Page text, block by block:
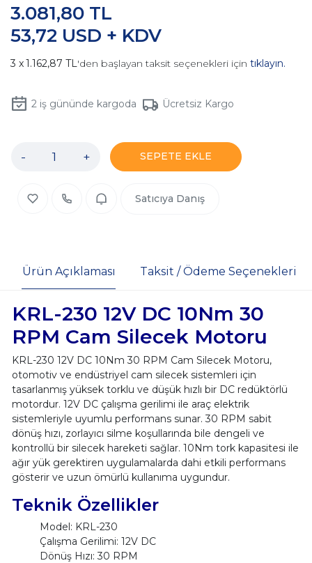
53,72 USD + KDV
3.081,80 TL
1.162,87 TL'den başlayan taksit seçenekleri için tıklayın.
2iş gününde kargoda Ücretsiz Kargo
- + SEPETE EKLE
Satıcıya Danış
Ürün Açıklaması Taksit / Ödeme Seçenekleri
KRL-230 12V DC 10Nm 30
RPM Cam Silecek Motoru
KRL-230 12V DC 10Nm 30 RPM Cam Silecek Motoru,
otomotiv ve endüstriyel cam silecek sistemleri için
tasarlanmış yüksek torklu ve düşük hızlı bir DC redüktörlü
motordur. 12V DC çalışma gerilimi ile araç elektrik
sistemleriyle uyumlu performans sunar. 30 RPM sabit
dönüş hızı, zorlayıcı silme koşullarında bile dengeli ve
kontrollü bir silecek hareketi sağlar. 10Nm tork kapasitesi ile
ağır yük gerektiren uygulamalarda dahi etkili performans
gösterir ve uzun ömürlü kullanıma uygundur.
Teknik Özellikler
Model: KRL-230
Çalışma Gerilimi: 12V DC
Dönüş Hızı: 30 RPM